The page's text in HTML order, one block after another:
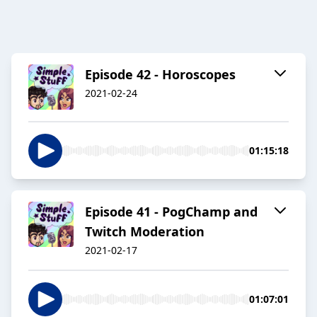
Episode 42 - Horoscopes
2021-02-24
01:15:18
Episode 41 - PogChamp and
Twitch Moderation
2021-02-17
01:07:01